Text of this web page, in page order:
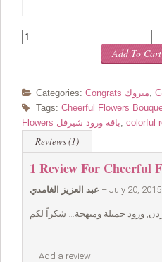
Quantity
Add To Cart
Categories: Congrats مبروك
Tags:
Flowers باقة ورود شيرفل colorful
Reviews (1)
1 Review For
– July 20, 2015
Add a review